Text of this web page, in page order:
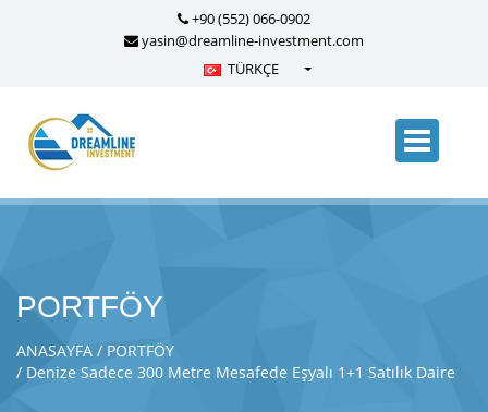
+90 (552) 066-0902
yasin@dreamline-investment.com
TÜRKÇE
PORTFÖY
ANASAYFA
PORTFÖY
Denize Sadece 300 Metre Mesafede Eşyalı 1+1 Satılık Daire